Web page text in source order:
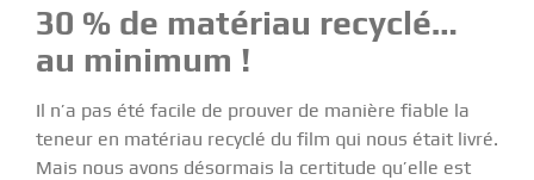
30 % de matériau recyclé…
au minimum !
Il n’a pas été facile de prouver de manière fiable la
teneur en matériau recyclé du film qui nous était livré.
Mais nous avons désormais la certitude qu’elle est